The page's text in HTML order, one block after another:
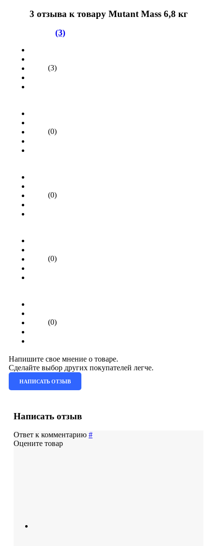
3 отзыва к товару Mutant Mass 6,8 кг
(3)
(3)
(0)
(0)
(0)
(0)
Напишите свое мнение о товаре.
Сделайте выбор других покупателей легче.
НАПИСАТЬ ОТЗЫВ
Написать отзыв
Ответ к комментарию #
Оцените товар